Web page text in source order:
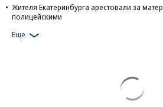
Жителя Екатеринбурга арестовали за
полицейскими
Еще